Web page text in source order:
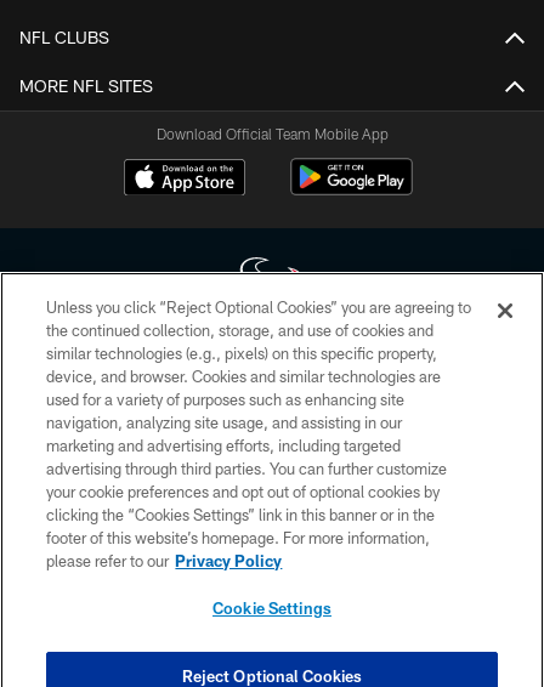
NFL CLUBS
MORE NFL SITES
Download Official Team Mobile App
Copyright © 2026 Houston Texans. All rights reserved. No portion of
HoustonTexans.com may be duplicated, redistributed or manipulated in any
form. By accessing any information beyond this page, you agree to abide by
the HoustonTexans.com Privacy Policy, Code of Conduct, and Terms and
Conditions.
PRIVACY POLICY
ACCESSIBILITY
CONTACT US
COOKIE SETTINGS
Unless you click “Reject Optional Cookies” you are agreeing to
the continued collection, storage, and use of cookies and
similar technologies (e.g., pixels) on this specific property,
device, and browser. Cookies and similar technologies are
used for a variety of purposes such as enhancing site
navigation, analyzing site usage, and assisting in our
marketing and advertising efforts, including targeted
advertising through third parties. You can further customize
your cookie preferences and opt out of optional cookies by
clicking the “Cookies Settings” link in this banner or in the
footer of this website’s homepage. For more information,
please refer to our Privacy Policy
Cookie Settings
Reject Optional Cookies